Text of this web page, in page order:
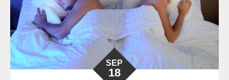
SEP
18